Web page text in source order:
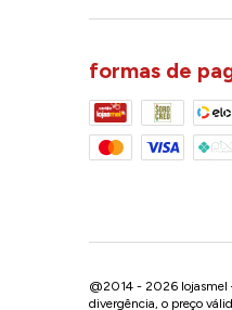
formas de
@2014 - 2026 lojasmel
divergência, o preço